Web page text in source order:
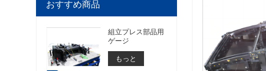
おすすめ商品
組立プレス部品用
ゲージ
もっと